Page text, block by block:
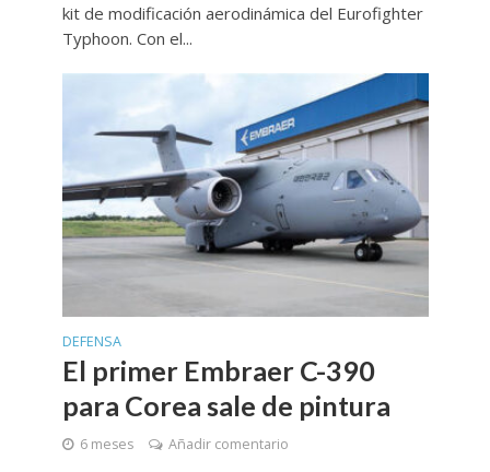
kit de modificación aerodinámica del Eurofighter
Typhoon. Con el...
DEFENSA
El primer Embraer C-390
para Corea sale de pintura
6 meses Añadir comentario